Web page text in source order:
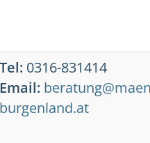
Tel: 0316-831414
Email:
burgenland.at